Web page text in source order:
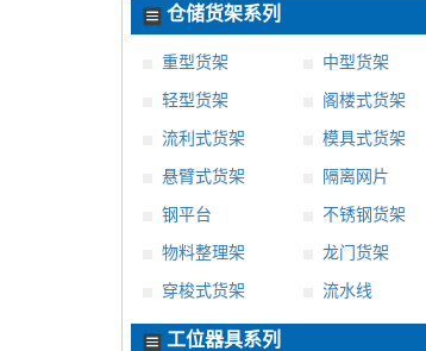
仓储货架系列
重型货架 中型货架
轻型货架 阁楼式货架
流利式货架 模具式货架
悬臂式货架 隔离网片
钢平台 不锈钢货架
物料整理架 龙门货架
穿梭式货架 流水线
工位器具系列